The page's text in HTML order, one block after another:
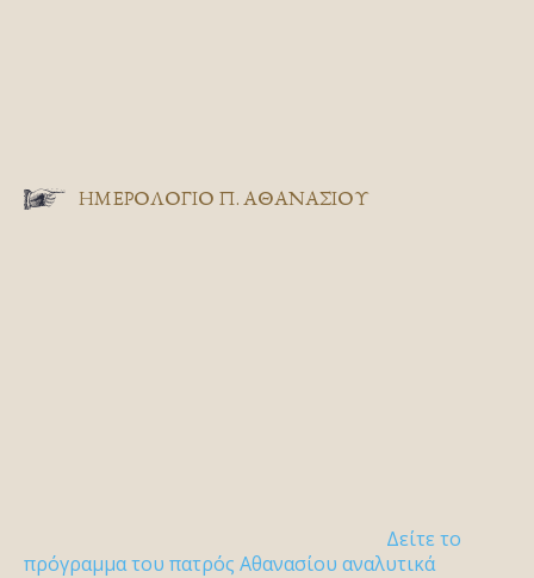
ΗΜΕΡΟΛΟΓΙΟ Π. ΑΘΑΝΑΣΙΟΥ
Δείτε το
πρόγραμμα του πατρός Αθανασίου αναλυτικά